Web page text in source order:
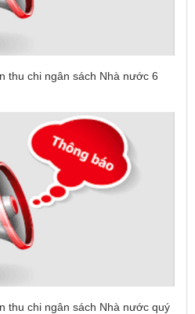
thu chi ngân sách Nhà nước 6
thu chi ngân sách Nhà nước quý